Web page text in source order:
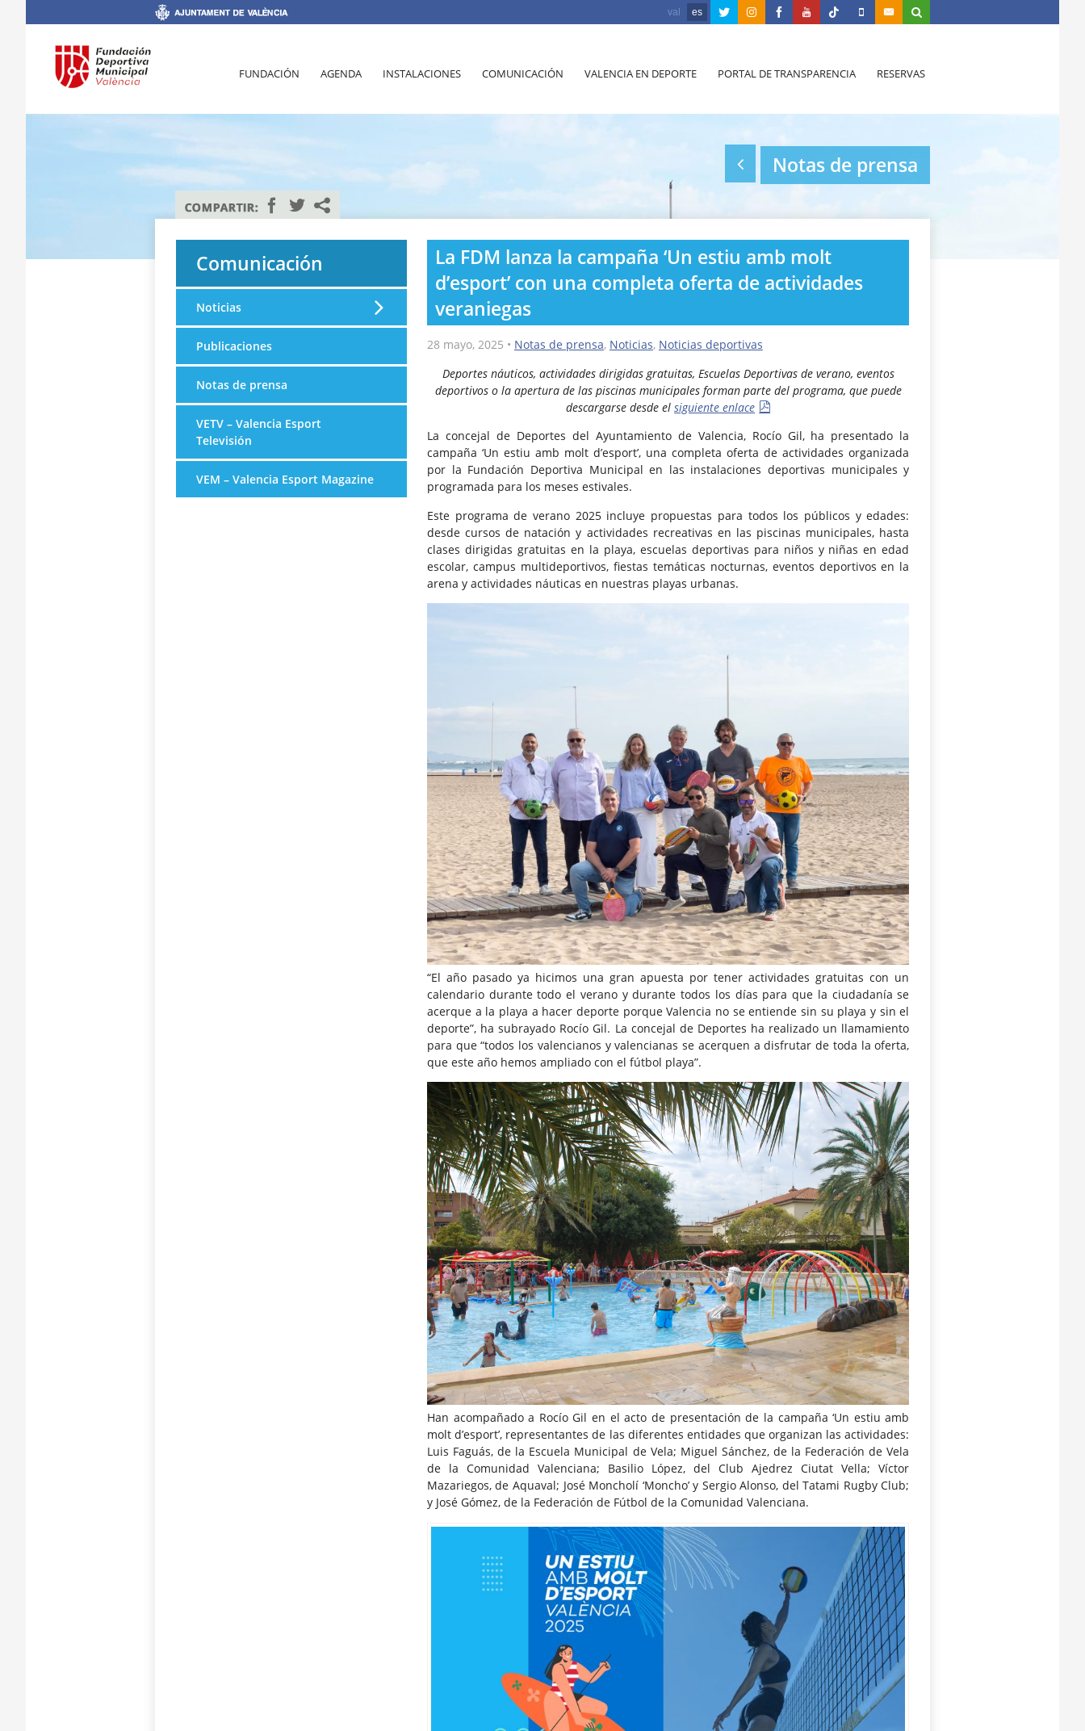
val es
FUNDACIÓN AGENDA INSTALACIONES COMUNICACIÓN VALENCIA EN DEPORTE PORTAL DE TRANSPARENCIA RESERVAS
Notas de prensa
La FDM lanza la campaña ‘Un estiu amb molt
d’esport’ con una completa oferta de actividades
veraniegas
28 mayo, 2025 • Notas de prensa, Noticias, Noticias deportivas
Deportes náuticos, actividades dirigidas gratuitas, Escuelas Deportivas de verano, eventos
deportivos o la apertura de las piscinas municipales forman parte del programa, que puede
descargarse desde elsiguiente enlace
La concejal de Deportes del Ayuntamiento de Valencia, Rocío Gil, ha presentado la
campaña ‘Un estiu amb molt d’esport’, una completa oferta de actividades organizada
por la Fundación Deportiva Municipal en las instalaciones deportivas municipales y
programada para los meses estivales.
Este programa de verano 2025 incluye propuestas para todos los públicos y edades:
desde cursos de natación y actividades recreativas en las piscinas municipales, hasta
clases dirigidas gratuitas en la playa, escuelas deportivas para niños y niñas en edad
escolar, campus multideportivos, fiestas temáticas nocturnas, eventos deportivos en la
arena y actividades náuticas en nuestras playas urbanas.
“El año pasado ya hicimos una gran apuesta por tener actividades gratuitas con un
calendario durante todo el verano y durante todos los días para que la ciudadanía se
acerque a la playa a hacer deporte porque Valencia no se entiende sin su playa y sin el
deporte”, ha subrayado Rocío Gil. La concejal de Deportes ha realizado un llamamiento
para que “todos los valencianos y valencianas se acerquen a disfrutar de toda la oferta,
que este año hemos ampliado con el fútbol playa”.
Han acompañado a Rocío Gil en el acto de presentación de la campaña ‘Un estiu amb
molt d’esport’, representantes de las diferentes entidades que organizan las actividades:
Luis Faguás, de la Escuela Municipal de Vela; Miguel Sánchez, de la Federación de Vela
de la Comunidad Valenciana; Basilio López, del Club Ajedrez Ciutat Vella; Víctor
Mazariegos, de Aquaval; José Moncholí ‘Moncho’ y Sergio Alonso, del Tatami Rugby Club;
y José Gómez, de la Federación de Fútbol de la Comunidad Valenciana.
Comunicación
Noticias
Publicaciones
Notas de prensa
VETV – Valencia Esport
Televisión
VEM – Valencia Esport Magazine